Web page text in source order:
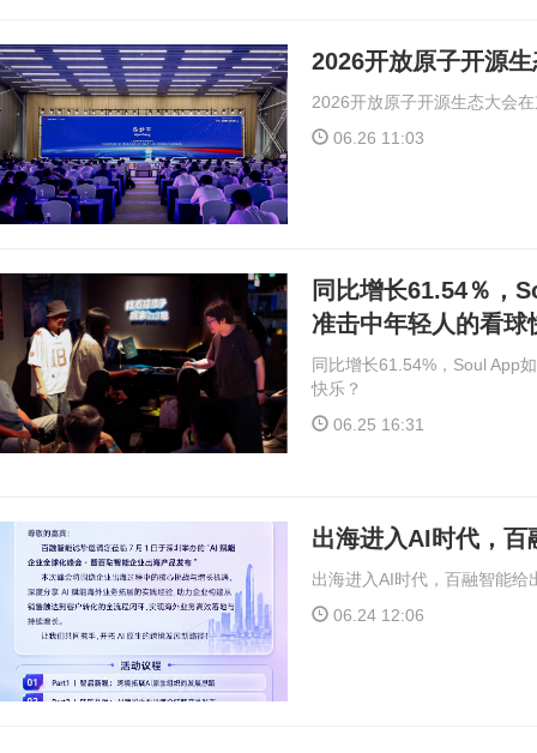
2026开放原子开源
2026开放原子开源生态大会
06.26 11:03
同比增长61.54％，
准击中年轻人的看球
同比增长61.54%，Soul App
快乐？
06.25 16:31
出海进入AI时代，百
出海进入AI时代，百融智能给
06.24 12:06